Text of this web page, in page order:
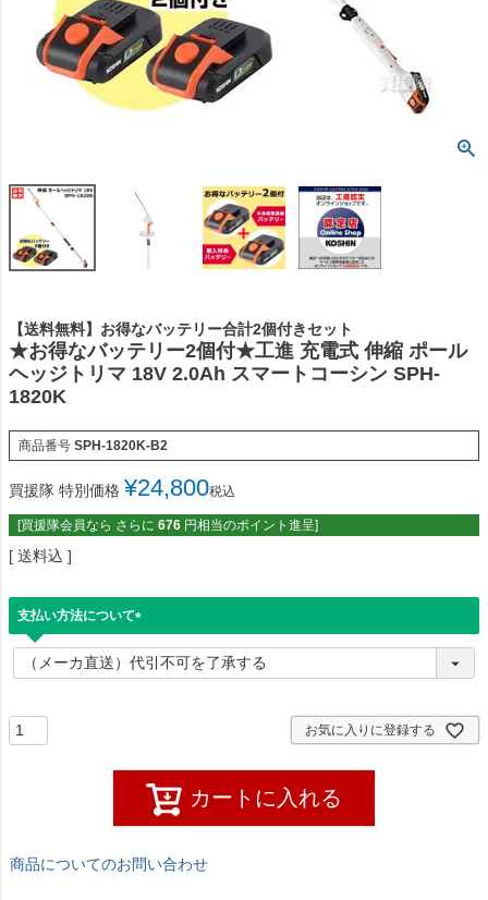
【送料無料】お得なバッテリー合計2個付きセット
★お得なバッテリー2個付★工進 充電式 伸縮 ポール
ヘッジトリマ 18V 2.0Ah スマートコーシン SPH-
1820K
商品番号 SPH-1820K-B2
買援隊 特別価格 ¥24,800税込
[買援隊会員なら さらに 676 円相当のポイント進呈]
送料込
支払い方法について
必
須
お気に入りに登録する
カートに入れる
商品についてのお問い合わせ